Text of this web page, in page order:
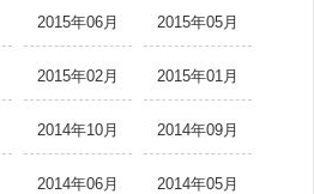
2015年06月 2015年05月
2015年02月 2015年01月
2014年10月 2014年09月
2014年06月 2014年05月